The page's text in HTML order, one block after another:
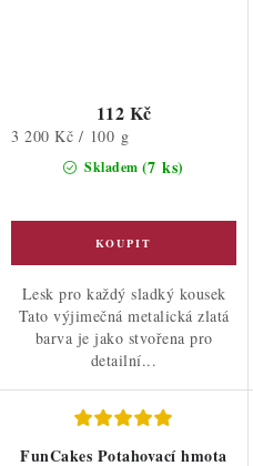
Skladem (7 ks)
112 Kč
Měrná
3 200 Kč / 100 g
Lesk pro každý sladký kousek
Tato výjimečná metalická zlatá
barva je jako stvořena pro
detailní...
FunCakes Potahovací hmota